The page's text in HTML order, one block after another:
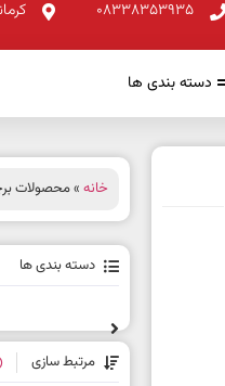
08338353935
دسته بندی ها
خانه» محصولات
دسته بندی ها
مرتبط سازی